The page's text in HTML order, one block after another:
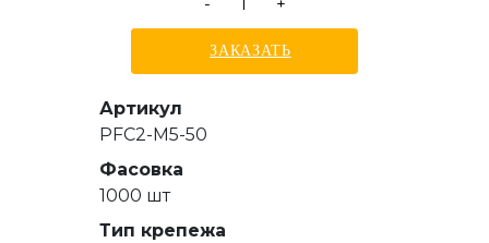
ЗАКАЗАТЬ
Артикул
PFC2-M5-50
Фасовка
1000 шт
Тип крепежа